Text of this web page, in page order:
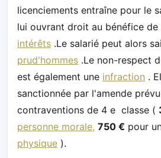
licenciements entraîne pour le
lui ouvrant droit au bénéfice de
intérêts .Le salarié peut alors
prud'hommes .Le non-respect
est également une infraction .
sanctionnée par l'amende
contraventions de 4 e classe (
personne morale, 750 € pour
physique ).